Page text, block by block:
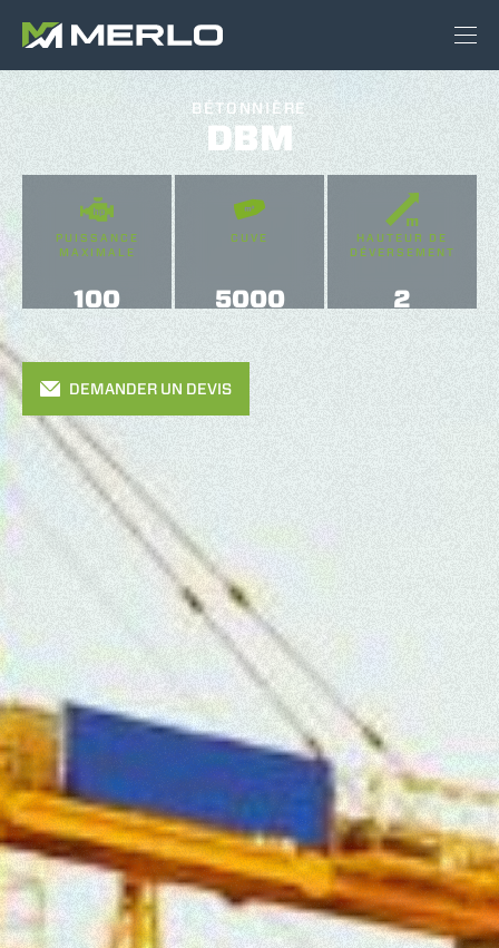
BÉTONNIÈRE
DBM
PUISSANCE
MAXIMALE
100
CUVE
5000
HAUTEUR DE
DÉVERSEMENT
2
DEMANDER UN DEVIS